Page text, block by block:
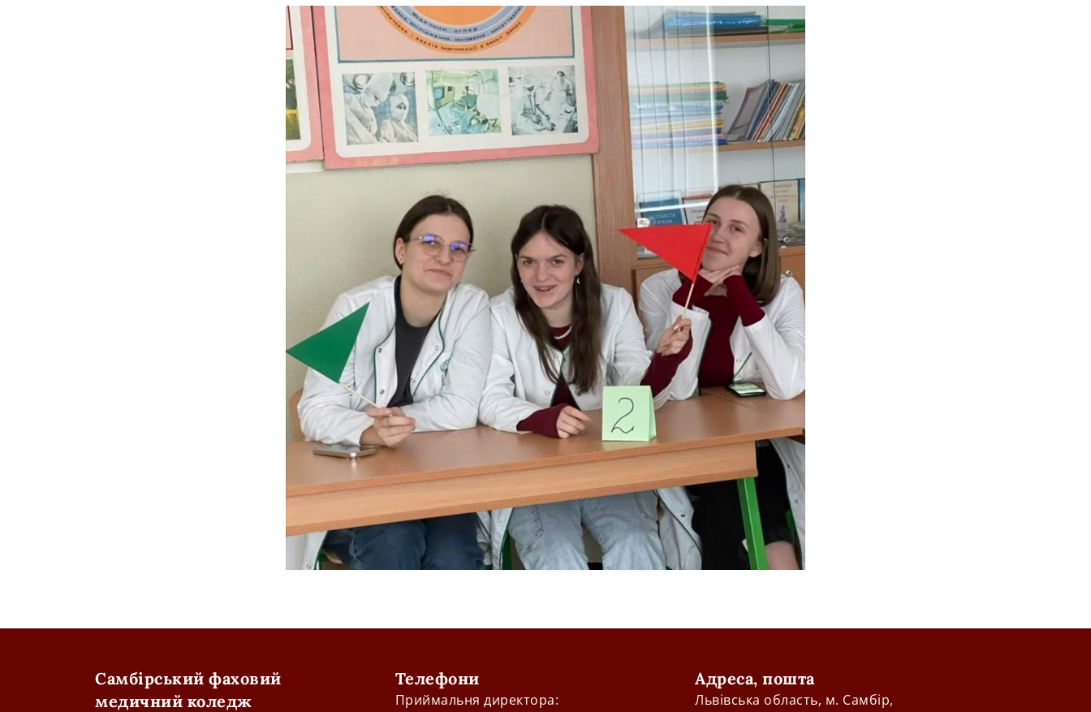
Самбірський фаховий
медичний коледж
Телефони
Приймальня директора:
Адреса, пошта
Львівська область, м. Самбір,